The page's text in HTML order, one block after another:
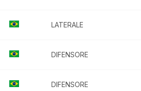
LATERALE
DIFENSORE
DIFENSORE